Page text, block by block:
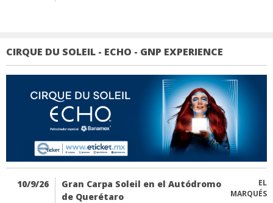
CIRQUE DU SOLEIL - ECHO - GNP EXPERIENCE
10/9/26
Gran Carpa Soleil en el Autódromo
de Querétaro
EL
MARQUÉS